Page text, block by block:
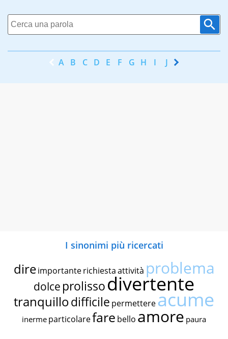
A B C D E F G H I J K
I sinonimi più ricercati
dire importante richiestaattività problema
dolce prolissodivertente
tranquillodifficile permettereacume
inerme particolarefare bello amore paura